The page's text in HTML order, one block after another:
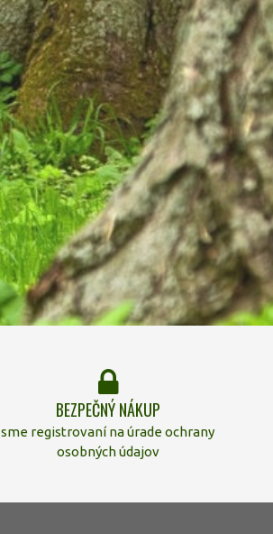
BEZPEČNÝ NÁKUP
sme registrovaní na úrade ochrany
osobných údajov